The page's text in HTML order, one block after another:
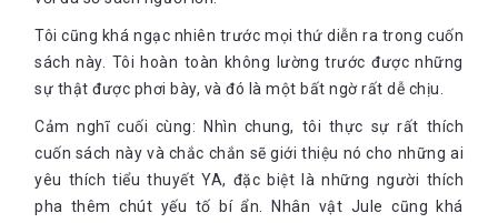
Tôi cũng khá ngạc nhiên trước mọi thứ diễn ra trong cuốn
sách này. Tôi hoàn toàn không lường trước được những
sự thật được phơi bày, và đó là một bất ngờ rất dễ chịu.
Cảm nghĩ cuối cùng: Nhìn chung, tôi thực sự rất thích
cuốn sách này và chắc chắn sẽ giới thiệu nó cho những ai
yêu thích tiểu thuyết YA, đặc biệt là những người thích
pha thêm chút yếu tố bí ẩn. Nhân vật Jule cũng khá